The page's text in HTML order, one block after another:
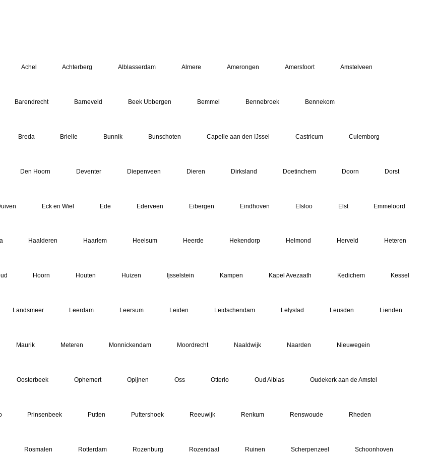
Achel Achterberg Alblasserdam Almere Amerongen Amersfoort Amstelveen
Barendrecht Barneveld Beek Ubbergen Bemmel Bennebroek Bennekom
Breda Brielle Bunnik Bunschoten Capelle aan den IJssel Castricum Culemborg
Den Hoorn Deventer Diepenveen Dieren Dirksland Doetinchem Doorn Dorst
Eck en Wiel Ede Ederveen Eibergen Eindhoven Elsloo Elst Emmeloord
Haalderen Haarlem Heelsum Heerde Hekendorp Helmond Herveld Heteren
Hoorn Houten Huizen Ijsselstein Kampen Kapel Avezaath Kedichem Kessel
Landsmeer Leerdam Leersum Leiden Leidschendam Lelystad Leusden Lienden
Maurik Meteren Monnickendam Moordrecht Naaldwijk Naarden Nieuwegein
Oosterbeek Ophemert Opijnen Oss Otterlo Oud Alblas Oudekerk aan de Amstel
Prinsenbeek Putten Puttershoek Reeuwijk Renkum Renswoude Rheden
Rosmalen Rotterdam Rozenburg Rozendaal Ruinen Scherpenzeel Schoonhoven